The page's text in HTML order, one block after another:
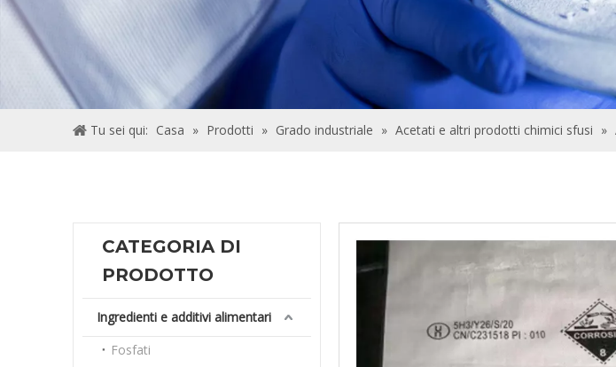
Tu sei qui: Casa » Prodotti » Grado industriale » Acetati e altri prodotti chimici sfusi »
CATEGORIA DI
PRODOTTO
Ingredienti e additivi alimentari
Fosfati